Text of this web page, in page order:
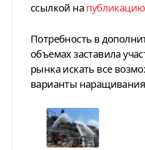
ссылкой напубликацию
Потребность в
объемах заставила
рынка искать все
варианты наращивания